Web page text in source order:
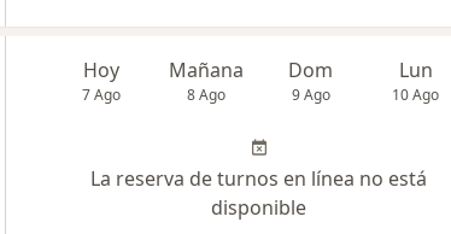
Hoy
7 Ago
Mañana
8 Ago
Dom
9 Ago
Lun
10 Ago
La reserva de turnos en línea no está
disponible